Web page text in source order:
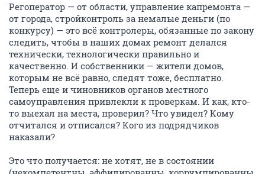
Регоператор — от области, управление капремонта —
от города, стройконтроль за немалые деньги (по
конкурсу) — это всё контролеры, обязанные по закону
следить, чтобы в наших домах ремонт делался
технически, технологически правильно и
качественно. И собственники — жители домов,
которым не всё равно, следят тоже, бесплатно.
Теперь еще и чиновников органов местного
самоуправления привлекли к проверкам. И как, кто-
то выехал на места, проверил? Что увидел? Кому
отчитался и отписался? Кого из подрядчиков
наказали?
Это что получается: не хотят, не в состоянии